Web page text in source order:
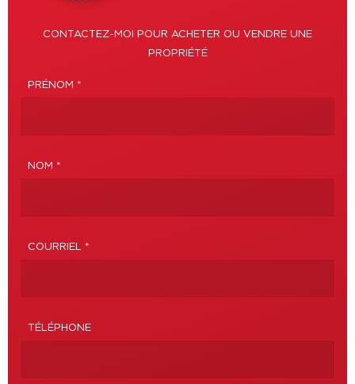
CONTACTEZ-MOI POUR ACHETER OU VENDRE UNE
PROPRIÉTÉ
PRÉNOM *
NOM *
COURRIEL *
TÉLÉPHONE